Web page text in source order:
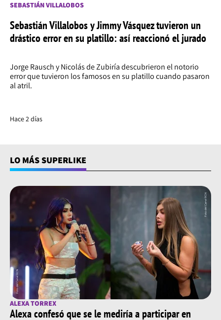
SEBASTIÁN VILLALOBOS
Sebastián Villalobos y Jimmy Vásquez tuvieron un
drástico error en su platillo: así reaccionó el jurado
Jorge Rausch y Nicolás de Zubiría descubrieron el notorio
error que tuvieron los famosos en su platillo cuando pasaron
al atril.
Hace 2 días
LO MÁS SUPERLIKE
ALEXA TORREX
Alexa confesó que se le mediría a participar en